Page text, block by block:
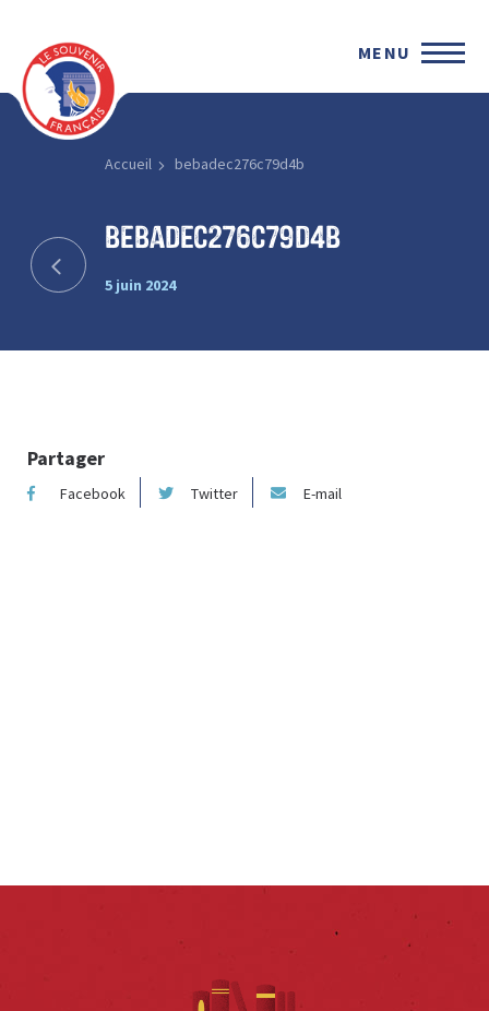
MENU
Accueil bebadec276c79d4b
bebadec276c79d4b
5 juin 2024
Partager
Facebook Twitter E-mail